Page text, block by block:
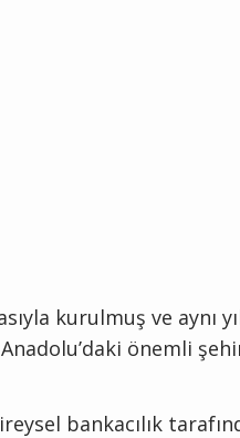
kurulmuş ve aynı
önemli
bankacılık